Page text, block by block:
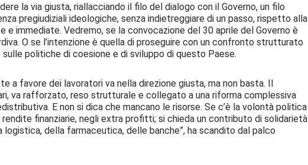
la via giusta, riallacciando il filo del dialogo con il Governo, un filo
pregiudiziali ideologiche, senza indietreggiare di un passo, rispetto alla
immediate. Vedremo, se la convocazione del 30 aprile del Governo è
O se l’intenzione è quella di proseguire con un confronto strutturato
sulle politiche di coesione e di sviluppo di questo Paese.
a favore dei lavoratori va nella direzione giusta, ma non basta. Il
va rafforzato, reso strutturale e collegato a una riforma complessiva
E non si dica che mancano le risorse. Se c’è la volontà politica
finanziarie, negli extra profitti; si chieda un contributo di solidarietà
della farmaceutica, delle banche”, ha scandito dal palco